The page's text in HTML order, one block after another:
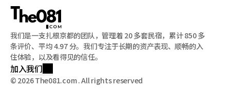
我们是一支扎根京都的团队，管理着 20 多套民宿，累计 850 多
条评价、平均 4.97 分。我们专注于长期的资产表现、顺畅的入
住体验，以及看得见的信任。
加入我们
© 2026 The081.com . All rights reserved